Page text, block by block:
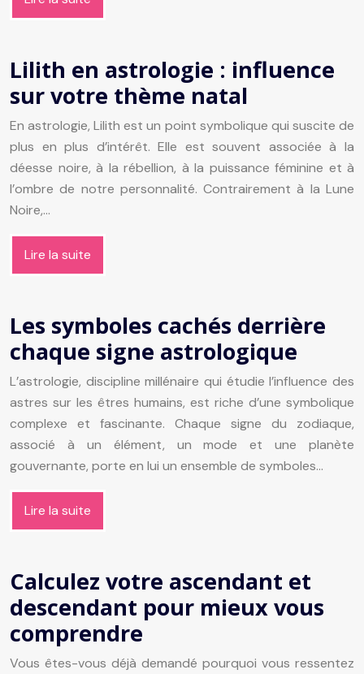
Lilith en astrologie : influence
sur votre thème natal
En astrologie, Lilith est un point symbolique qui suscite de
plus en plus d’intérêt. Elle est souvent associée à la
déesse noire, à la rébellion, à la puissance féminine et à
l’ombre de notre personnalité. Contrairement à la Lune
Noire,…
Lire la suite
Les symboles cachés derrière
chaque signe astrologique
L’astrologie, discipline millénaire qui étudie l’influence des
astres sur les êtres humains, est riche d’une symbolique
complexe et fascinante. Chaque signe du zodiaque,
associé à un élément, un mode et une planète
gouvernante, porte en lui un ensemble de symboles…
Lire la suite
Calculez votre ascendant et
descendant pour mieux vous
comprendre
Vous êtes-vous déjà demandé pourquoi vous ressentez